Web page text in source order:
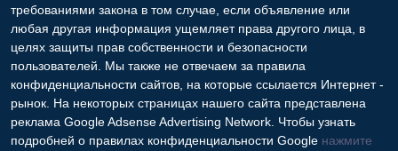
требованиями закона в том случае, если объявление или
любая другая информация ущемляет права другого лица, в
целях защиты прав собственности и безопасности
пользователей. Мы также не отвечаем за правила
конфиденциальности сайтов, на которые ссылается Интернет -
рынок. На некоторых страницах нашего сайта представлена
реклама Google Adsense Advertising Network. Чтобы узнать
подробней о правилах конфиденциальности Google нажмите